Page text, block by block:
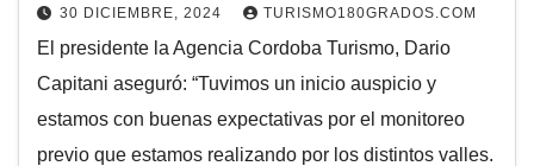
30 DICIEMBRE, 2024 TURISMO180GRADOS.COM
El presidente la Agencia Cordoba Turismo, Dario
Capitani aseguró: “Tuvimos un inicio auspicio y
estamos con buenas expectativas por el monitoreo
previo que estamos realizando por los distintos valles.